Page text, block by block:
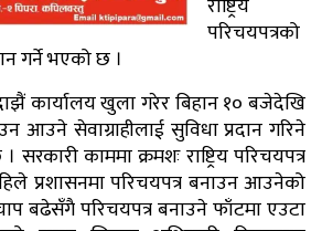
परिचयपत्रको
गर्ने भएको छ ।
कार्यालय खुला गरेर बिहान १० बजेदेखि
आउने सेवाग्राहीलाई सुविधा प्रदान गरिने
काममा क्रमशः राष्ट्रिय परिचयपत्र
प्रशासनमा परिचयपत्र बनाउन आउनेको
बढेसँगै परिचयपत्र बनाउने फाँटमा एउटा